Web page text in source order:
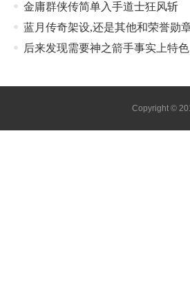
金庸群侠传简单入手道士狂风斩
蓝月传奇架设,还是其他和荣誉勋
后来发现需要神之箭手事实上特色
Copyright ©